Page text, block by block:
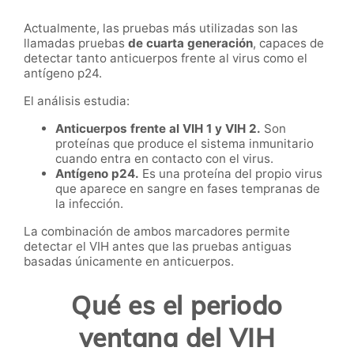
Actualmente, las pruebas más utilizadas son las
llamadas pruebas de cuarta generación, capaces de
detectar tanto anticuerpos frente al virus como el
antígeno p24.
El análisis estudia:
Anticuerpos frente al VIH 1 y VIH 2. Son
proteínas que produce el sistema inmunitario
cuando entra en contacto con el virus.
Antígeno p24. Es una proteína del propio virus
que aparece en sangre en fases tempranas de
la infección.
La combinación de ambos marcadores permite
detectar el VIH antes que las pruebas antiguas
basadas únicamente en anticuerpos.
Qué es el periodo
ventana del VIH